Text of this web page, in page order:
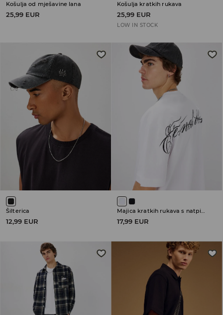
Košulja od mješavine lana
25,99 EUR
Košulja kratkih rukava
25,99 EUR
LOW IN STOCK
Šilterica
12,99 EUR
Majica kratkih rukava s natpisom
17,99 EUR